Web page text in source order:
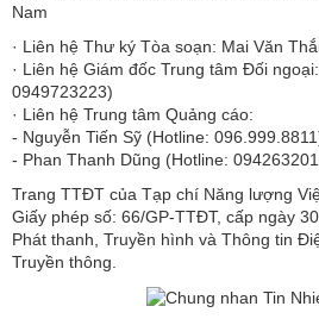
Nam
· Liên hệ Thư ký Tòa soạn: Mai Văn
· Liên hệ Giám đốc Trung tâm Đối
0949723223)
· Liên hệ Trung tâm Quảng cáo:
- Nguyễn Tiến Sỹ (Hotline:
- Phan Thanh Dũng (Hotline:
Trang TTĐT của Tạp chí Năng lượng
Giấy phép số: 66/GP-TTĐT, cấp ngày
Phát thanh, Truyền hình và Thông tin
Truyền thông.